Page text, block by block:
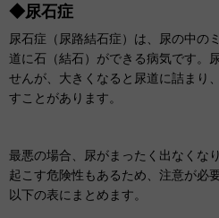
◆尿石症
尿石症（尿路結石症）は、尿の中の
道に石（結石）ができる病気です。
せんが、大きくなると尿道に詰まり、
すことがあります。
最悪の場合、尿がまったく出なくなり
起こす危険性もあるため、注意が必
以下の表にまとめます。